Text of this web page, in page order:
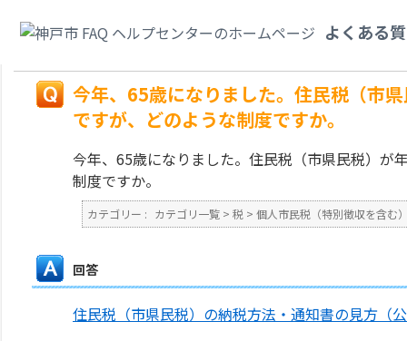
よくある
なるようですが、どのような制度ですか。
今年、65歳になりました。住民税（市
ですが、どのような制度ですか。
今年、65歳になりました。住民税（市県民税）が
制度ですか。
カテゴリー : カテゴリ一覧 > 税 > 個人市民税（特別徴収を含む
回答
住民税（市県民税）の納税方法・通知書の見方（